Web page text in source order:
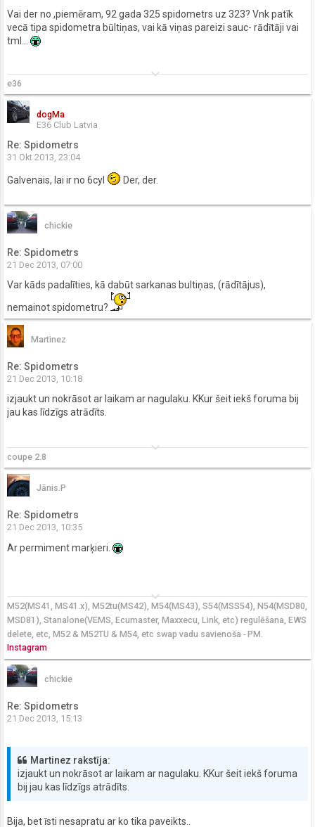
Vai der no ,piemēram, 92 gada 325 spidometrs uz 323? Vnk patīk
vecā tipa spidometra būltiņas, vai kā viņas pareizi sauc- rādītāji vai
tml...
keyboard_arrow_down
e36
dogMa
E36 Club Latvia
Re: Spidometrs
31 Okt 2013, 23:04
Galvenais, lai ir no 6cyl Der, der.
chickie
Re: Spidometrs
21 Dec 2013, 07:00
Var kāds padalīties, kā dabūt sarkanas bultiņas, (rādītājus),
nemainot spidometru?
Martinez
Re: Spidometrs
21 Dec 2013, 10:18
izjaukt un nokrāsot ar laikam ar nagulaku. KKur šeit iekš foruma bij
jau kas līdzīgs atrādīts.
keyboard_arrow_down
coupe 2.8
Jānis.P
Re: Spidometrs
21 Dec 2013, 10:35
Ar permiment marķieri.
keyboard_arrow_down
M52(MS41, MS41.x), M52tu(MS42), M54(MS43), S54(MSS54), N54(MSD80,
MSD81), Stanalone(VEMS, Ecumaster, Maxxecu, Link, etc) regulēšana, EWS
delete, etc, M52 & M52TU & M54, etc swap vadu savienoša - PM.
Instagram
chickie
Re: Spidometrs
21 Dec 2013, 15:13
Martinez rakstīja:
izjaukt un nokrāsot ar laikam ar nagulaku. KKur šeit iekš foruma
bij jau kas līdzīgs atrādīts.
Bija, bet īsti nesapratu ar ko tika paveikts..